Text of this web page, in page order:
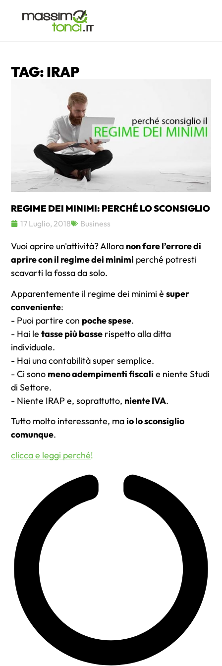
TAG: IRAP
REGIME DEI MINIMI: PERCHÉ LO SCONSIGLIO
17 Luglio, 2018 Business
Vuoi aprire un'attività? Allora non fare l’errore di
aprire con il regime dei minimi perché potresti
scavarti la fossa da solo.
Apparentemente il regime dei minimi èsuper
conveniente:
- Puoi partire con poche spese.
- Hai letasse più basse rispetto alla ditta
individuale.
- Hai una contabilità super semplice.
- Ci sono meno adempimenti fiscali e niente Studi
di Settore.
- Niente IRAP e, soprattutto, niente IVA.
Tutto molto interessante, maio lo sconsiglio
comunque.
clicca e leggi perché!